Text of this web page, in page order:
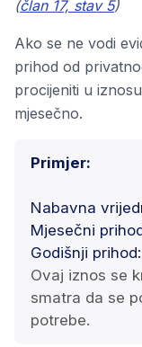
(član 17, stav 5)
Ako se ne vodi
prihod od
procijeniti u
mjesečno.
Primjer:
Nabavna
Mjesečni
Godišnji prihod:
Ovaj iznos se
smatra da se
potrebe.